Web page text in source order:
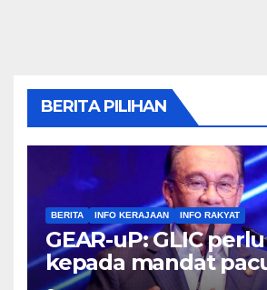
BERITA PILIHAN
BERITA INFO KERAJAAN INFO RAKYAT
GEAR-uP: GLIC
kepada mandat